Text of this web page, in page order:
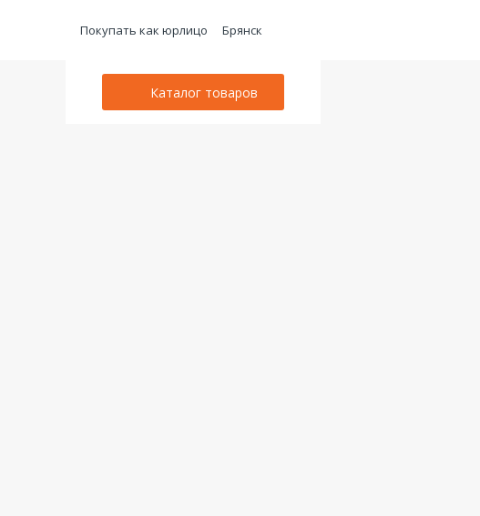
Покупать как юрлицо Брянск
Каталог товаров